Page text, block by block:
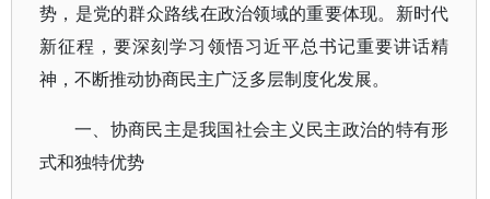
势，是党的群众路线在政治领域的重要体现。新时代
新征程，要深刻学习领悟习近平总书记重要讲话精
神，不断推动协商民主广泛多层制度化发展。
一、协商民主是我国社会主义民主政治的特有形
式和独特优势